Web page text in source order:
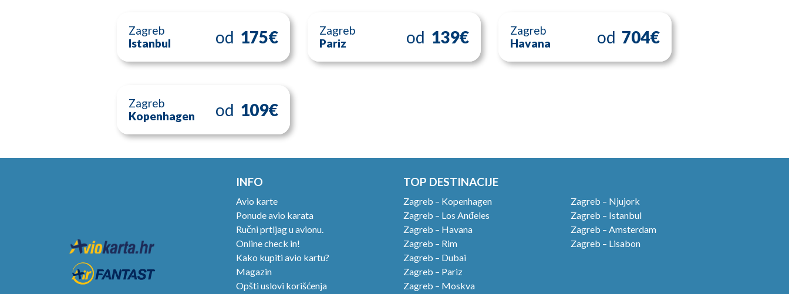
Zagreb
Istanbul
od 175€
Zagreb
Pariz
od 139€
Zagreb
Havana
od 704€
Zagreb
Kopenhagen
od 109€
INFO
Avio karte
Ponude avio karata
Ručni prtljag u avionu.
Online check in!
Kako kupiti avio kartu?
Magazin
Opšti uslovi korišćenja
TOP DESTINACIJE
Zagreb – Kopenhagen
Zagreb – Los Anđeles
Zagreb – Havana
Zagreb – Rim
Zagreb – Dubai
Zagreb – Pariz
Zagreb – Moskva
Zagreb – Njujork
Zagreb – Istanbul
Zagreb – Amsterdam
Zagreb – Lisabon